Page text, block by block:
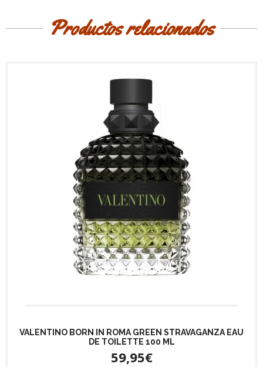
Productos relacionados
VALENTINO BORN IN ROMA GREEN STRAVAGANZA EAU
DE TOILETTE 100 ML
59,95€